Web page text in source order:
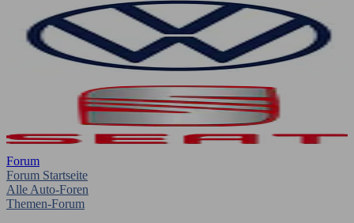
Forum
Forum Startseite
Alle Auto-Foren
Themen-Forum